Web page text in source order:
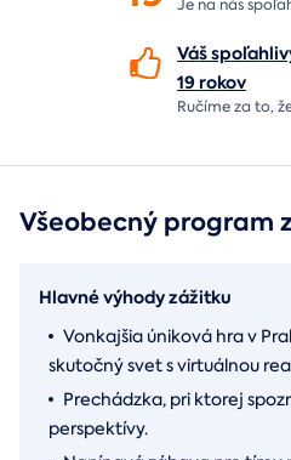
Je na nás
Váš
19 rokov
Ručíme za to,
Všeobecný program
Hlavné výhody zážitku
Vonkajšia úniková hra v
skutočný svet s virtuálnou
Prechádzka, pri ktorej
perspektívy.